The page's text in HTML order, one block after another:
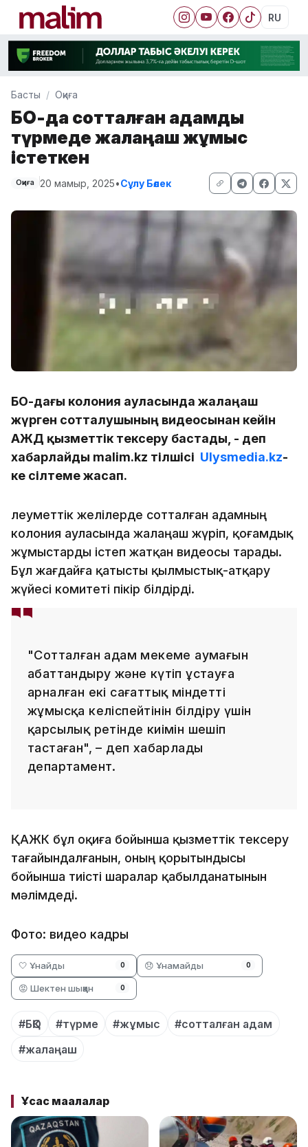
RU
Басты Оқиға
БҚО-да сотталған адамды
түрмеде жалаңаш жұмыс
істеткен
Оқиға 20 мамыр, 2025•Сұлу Бөлек
БҚО-дағы колония ауласында жалаңаш
жүрген сотталушының видеосынан кейін
ҚАЖД қызметтік тексеру бастады, - деп
хабарлайды malim.kz тілшісі Ulysmedia.kz-
ке сілтеме жасап.
Әлеуметтік желілерде сотталған адамның
колония ауласында жалаңаш жүріп, қоғамдық
жұмыстарды істеп жатқан видеосы тарады.
Бұл жағдайға қатысты қылмыстық-атқару
жүйесі комитеті пікір білдірді.
"Сотталған адам мекеме аумағын
абаттандыру және күтіп ұстауға
арналған екі сағаттық міндетті
жұмысқа келіспейтінін білдіру үшін
қарсылық ретінде киімін шешіп
тастаған", – деп хабарлады
департамент.
ҚАЖК бұл оқиға бойынша қызметтік тексеру
тағайындалғанын, оның қорытындысы
бойынша тиісті шаралар қабылданатынын
мәлімдеді.
Фото: видео кадры
🤍 Ұнайды 0 😞 Ұнамайды 0
😡 Шектен шыққан 0
#БҚО #түрме #жұмыс
#сотталған адам
#жалаңаш
Ұқсас мақалалар